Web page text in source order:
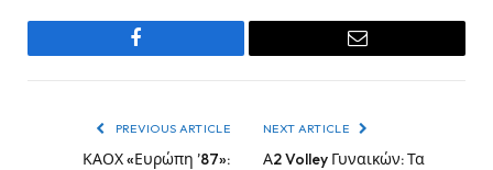
Facebook Email
PREVIOUS ARTICLE
ΚΑΟΧ «Ευρώπη ’87»:
NEXT ARTICLE
Α2 Volley Γυναικών: Τα